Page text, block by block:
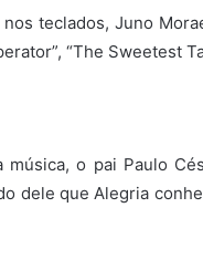
teclados, Juno
“The Sweetest
o pai Paulo
dele que Alegria